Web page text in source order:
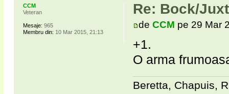
Re: Bock/
deCCM pe 29 Mar
+1.
O arma
Beretta, Chapuis,
CCM
Veteran
Mesaje: 965
Membru din: 10 Mar 2015, 21:13